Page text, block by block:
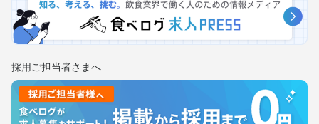
採用ご担当者さまへ